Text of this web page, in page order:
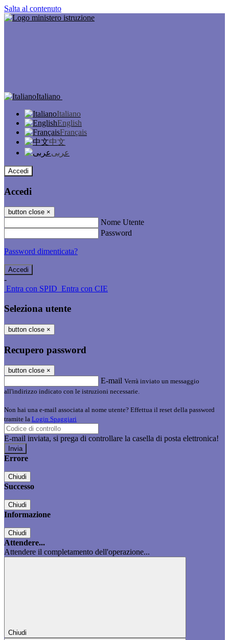
Salta al contenuto
Italiano
Italiano
English
Français
中文
عربى
Accedi
Accedi
button close ×
Nome Utente
Password
Password dimenticata?
-
Entra con SPID Entra con CIE
Seleziona utente
button close ×
Recupero password
button close ×
E-mail Verrà inviato un messaggio
all'indirizzo indicato con le istruzioni necessarie.
Non hai una e-mail associata al nome utente? Effettua il reset della password
tramite la Login Spaggiari
E-mail inviata, si prega di controllare la casella di posta elettronica!
Errore
Chiudi
Successo
Chiudi
Informazione
Chiudi
Attendere...
Attendere il completamento dell'operazione...
Chiudi